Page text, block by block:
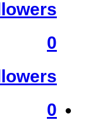
0
0